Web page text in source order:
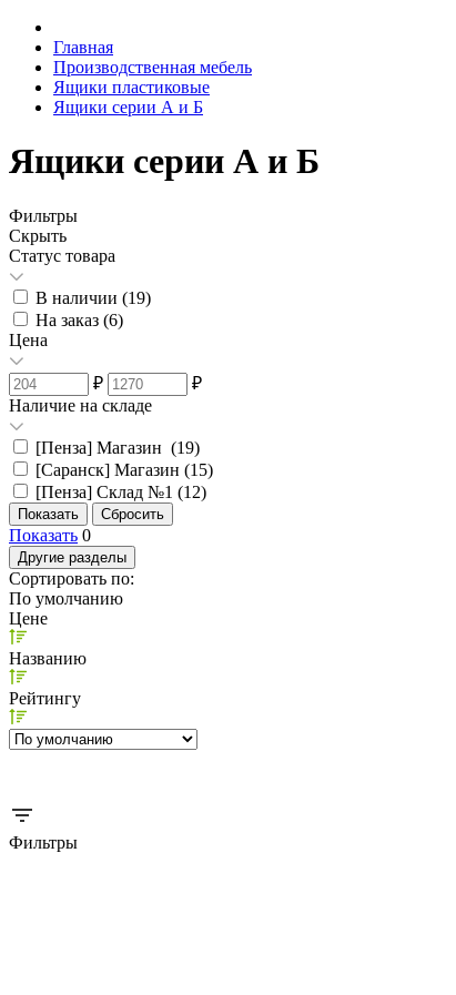
Главная
Производственная мебель
Ящики пластиковые
Ящики серии А и Б
Ящики серии А и Б
Фильтры
Скрыть
Статус товара
В наличии (19)
На заказ (6)
Цена
₽
₽
Наличие на складе
[Пенза] Магазин (19)
[Саранск] Магазин (15)
[Пенза] Склад №1 (12)
Показать 0
Другие разделы
Сортировать по:
По умолчанию
Цене
Названию
Рейтингу
Фильтры